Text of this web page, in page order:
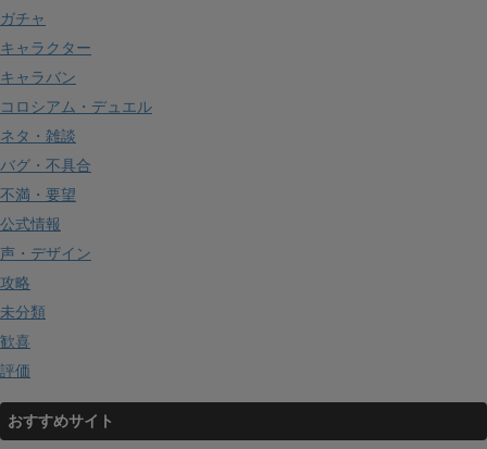
ガチャ
キャラクター
キャラバン
コロシアム・デュエル
ネタ・雑談
バグ・不具合
不満・要望
公式情報
声・デザイン
攻略
未分類
歓喜
評価
おすすめサイト